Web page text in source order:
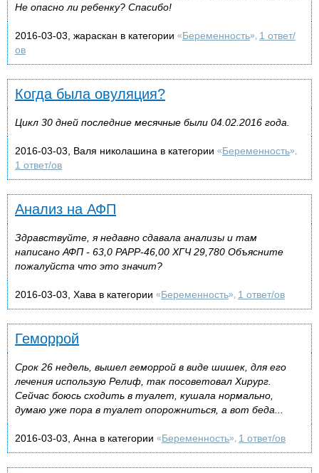
Не опасно ли ребенку? Спасибо!
2016-03-03, жараскан в категории «Беременность», 1 ответ/
ов
Когда была овуляция?
Цикл 30 дней последние месячные были 04.02.2016 года.
2016-03-03, Валя николашина в категории «Беременность»,
1 ответ/ов
Анализ на АФП
Здравствуйте, я недавно сдавала анализы и там
написано АФП - 63,0 РАРР-46,00 ХГЧ 29,780 Объясните
пожалуйста что это значит?
2016-03-03, Хава в категории «Беременность», 1 ответ/ов
Геморрой
Срок 26 недель, вышел геморрой в виде шишек, для его
лечения использую Релиф, так посоветовал Хирург.
Сейчас боюсь сходить в туалет, кушала нормально,
думаю уже пора в туалет опорожниться, а вот беда...
2016-03-03, Анна в категории «Беременность», 1 ответ/ов